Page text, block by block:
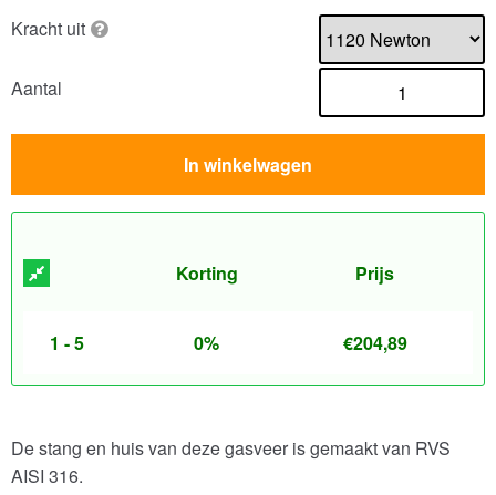
Kracht uit
Aantal
In winkelwagen
Korting Prijs
1 - 5 0% €204,89
De stang en huis van deze gasveer is gemaakt van RVS
AISI 316.